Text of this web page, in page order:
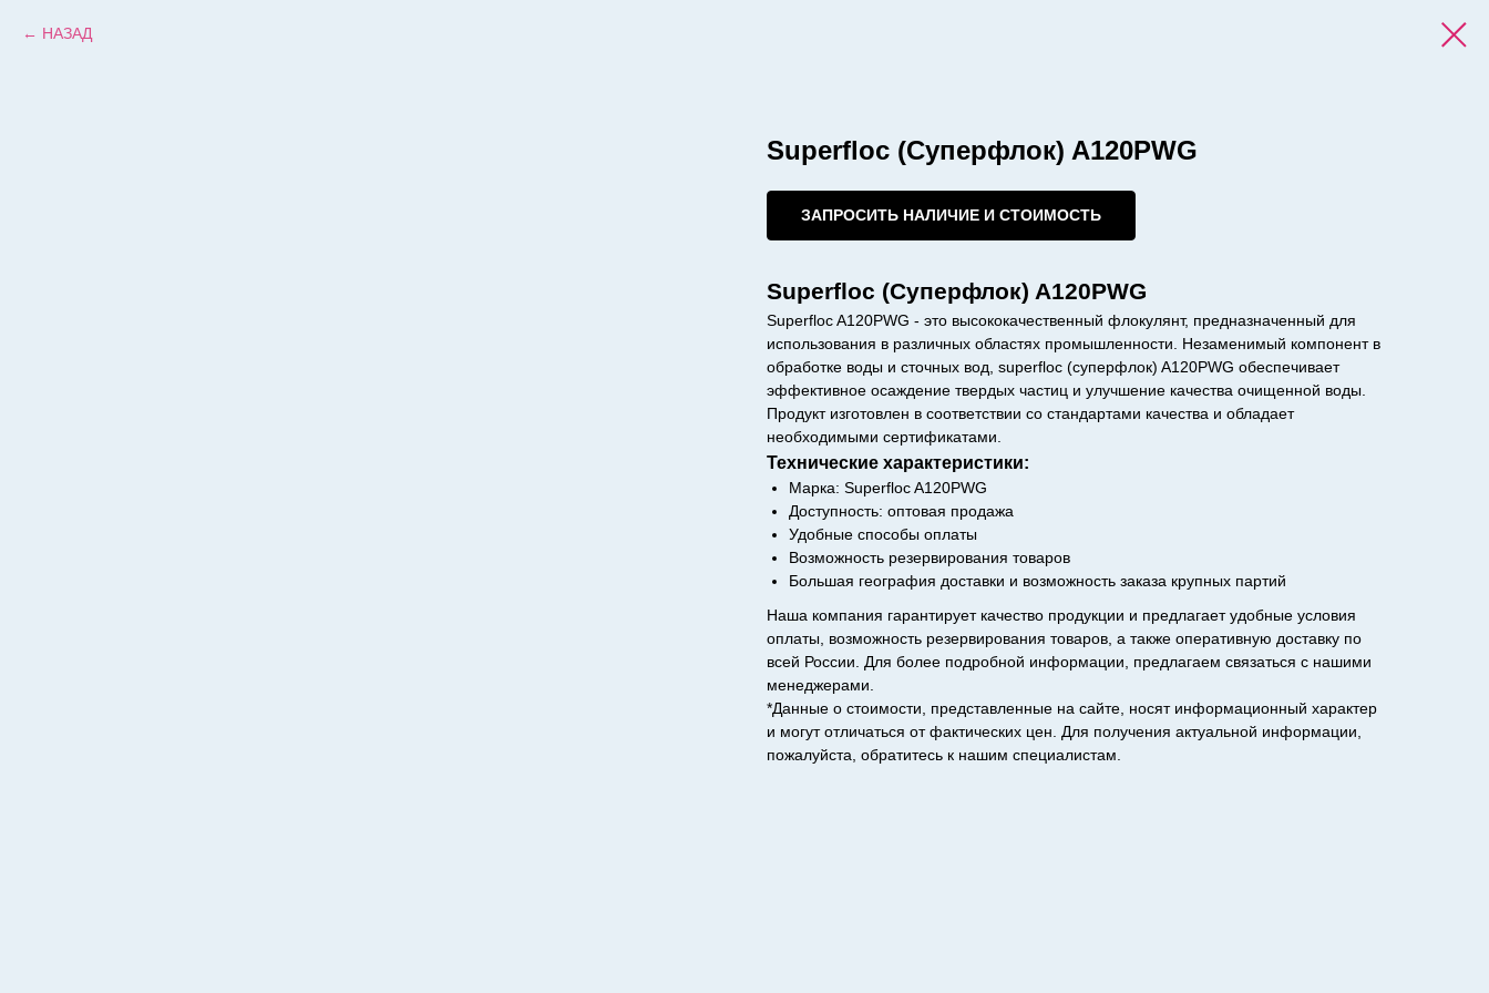
НАЗАД
Superfloc (Суперфлок) A120PWG
ЗАПРОСИТЬ НАЛИЧИЕ И СТОИМОСТЬ
Superfloc (Суперфлок) A120PWG
Superfloc A120PWG - это высококачественный флокулянт, предназначенный для
использования в различных областях промышленности. Незаменимый компонент в
обработке воды и сточных вод, superfloc (суперфлок) A120PWG обеспечивает
эффективное осаждение твердых частиц и улучшение качества очищенной воды.
Продукт изготовлен в соответствии со стандартами качества и обладает
необходимыми сертификатами.
Технические характеристики:
Марка: Superfloc A120PWG
Доступность: оптовая продажа
Удобные способы оплаты
Возможность резервирования товаров
Большая география доставки и возможность заказа крупных партий
Наша компания гарантирует качество продукции и предлагает удобные условия
оплаты, возможность резервирования товаров, а также оперативную доставку по
всей России. Для более подробной информации, предлагаем связаться с нашими
менеджерами.
*Данные о стоимости, представленные на сайте, носят информационный характер
и могут отличаться от фактических цен. Для получения актуальной информации,
пожалуйста, обратитесь к нашим специалистам.